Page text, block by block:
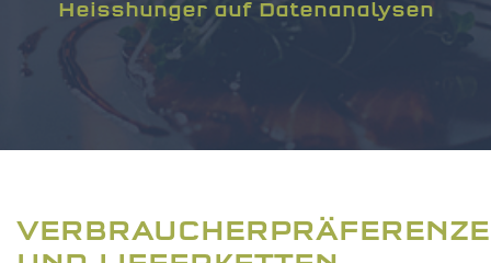
Heisshunger auf Datenanalysen